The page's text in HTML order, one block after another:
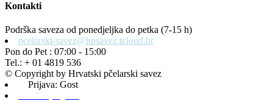
Kontakti
Podrška saveza od ponedjeljka do petka (7-15 h)
pcelarski-savez@hpsavez.tcloud.hr
Pon do Pet : 07:00 - 15:00
Tel.: + 01 4819 536
© Copyright by Hrvatski pčelarski savez
Prijava: Gost